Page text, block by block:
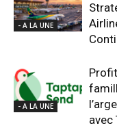
- A LA UNE
- A LA UNE
avec